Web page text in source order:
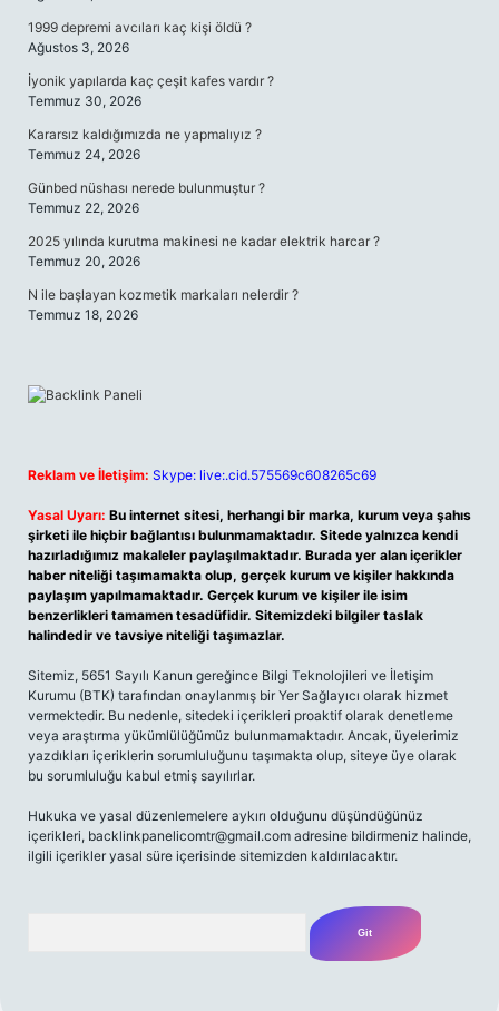
1999 depremi avcıları kaç kişi öldü ?
Ağustos 3, 2026
İyonik yapılarda kaç çeşit kafes vardır ?
Temmuz 30, 2026
Kararsız kaldığımızda ne yapmalıyız ?
Temmuz 24, 2026
Günbed nüshası nerede bulunmuştur ?
Temmuz 22, 2026
2025 yılında kurutma makinesi ne kadar elektrik harcar ?
Temmuz 20, 2026
N ile başlayan kozmetik markaları nelerdir ?
Temmuz 18, 2026
Reklam ve İletişim: Skype: live:.cid.575569c608265c69
Yasal Uyarı: Bu internet sitesi, herhangi bir marka, kurum veya şahıs
şirketi ile hiçbir bağlantısı bulunmamaktadır. Sitede yalnızca kendi
hazırladığımız makaleler paylaşılmaktadır. Burada yer alan içerikler
haber niteliği taşımamakta olup, gerçek kurum ve kişiler hakkında
paylaşım yapılmamaktadır. Gerçek kurum ve kişiler ile isim
benzerlikleri tamamen tesadüfidir. Sitemizdeki bilgiler taslak
halindedir ve tavsiye niteliği taşımazlar.
Sitemiz, 5651 Sayılı Kanun gereğince Bilgi Teknolojileri ve İletişim
Kurumu (BTK) tarafından onaylanmış bir Yer Sağlayıcı olarak hizmet
vermektedir. Bu nedenle, sitedeki içerikleri proaktif olarak denetleme
veya araştırma yükümlülüğümüz bulunmamaktadır. Ancak, üyelerimiz
yazdıkları içeriklerin sorumluluğunu taşımakta olup, siteye üye olarak
bu sorumluluğu kabul etmiş sayılırlar.
Hukuka ve yasal düzenlemelere aykırı olduğunu düşündüğünüz
içerikleri, backlinkpanelicomtr@gmail.com adresine bildirmeniz halinde,
ilgili içerikler yasal süre içerisinde sitemizden kaldırılacaktır.